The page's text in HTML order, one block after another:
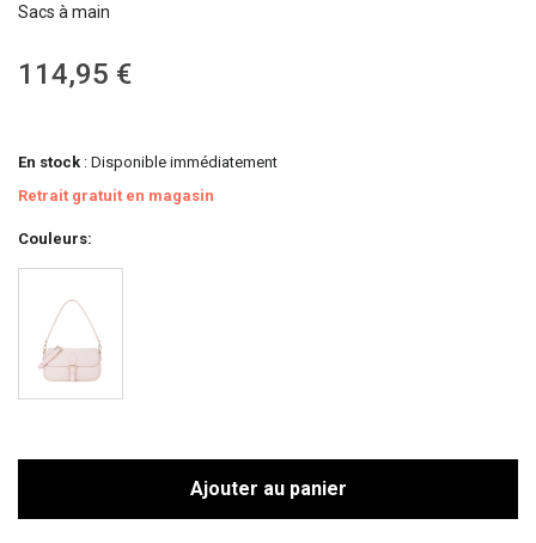
the
gallery
Sacs à main
114,95 €
En stock : Disponible immédiatement
Retrait gratuit en magasin
Couleurs
Ajouter au panier